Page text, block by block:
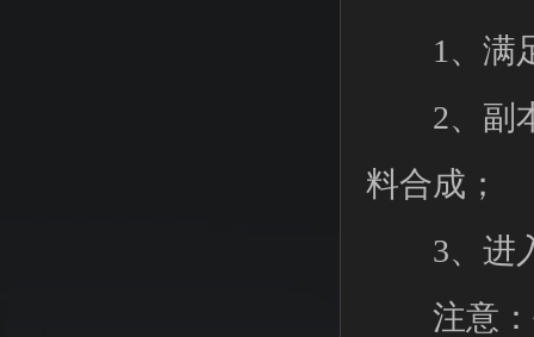
1、满足
2、副本
料合成；
3、进入
注意：